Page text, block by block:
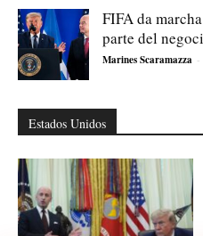
FIFA da
parte del
Marines Scaramazza -
Estados Unidos